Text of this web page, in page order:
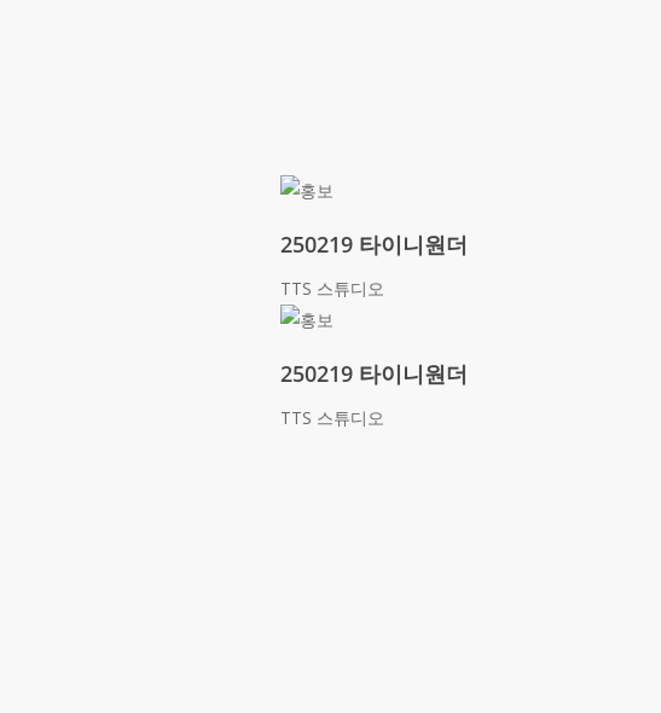
250219 타이니원더
TTS 스튜디오
250219 타이니원더
TTS 스튜디오